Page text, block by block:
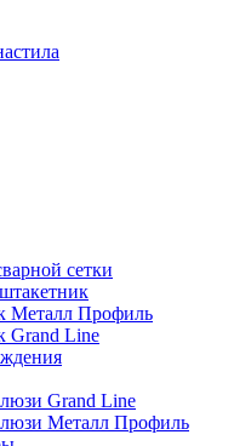
сетки
Металл Профиль
Grand Line
Grand Line
Металл Профиль